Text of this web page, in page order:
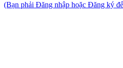
(Bạn phải Đăng nhập hoặc Đăng ký